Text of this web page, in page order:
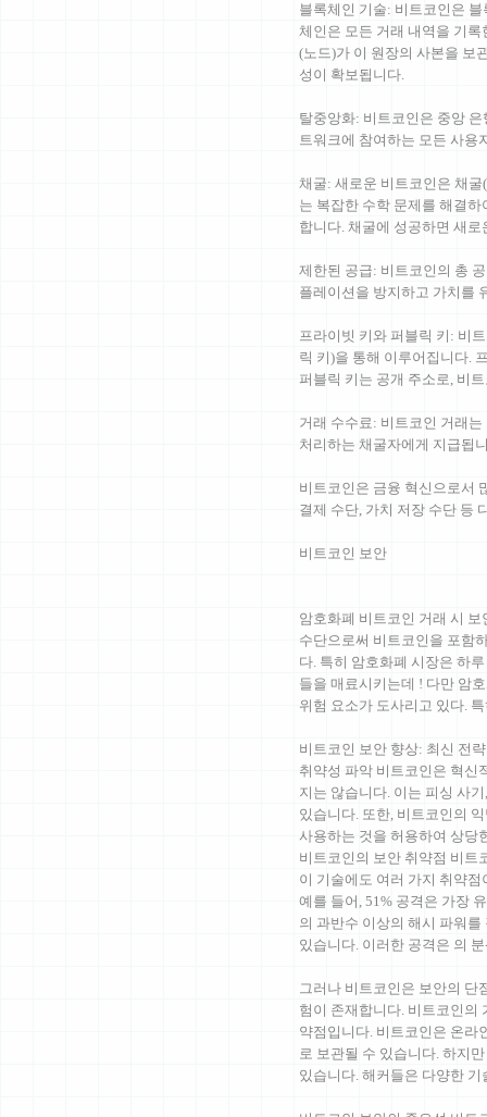
블록체인 기술: 비트코인은
체인은 모든 거래 내역을 기
(노드)가 이 원장의 사본을 보
성이 확보됩니다.
탈중앙화: 비트코인은 중앙
트워크에 참여하는 모든 사용
채굴: 새로운 비트코인은 채
는 복잡한 수학 문제를 해결
합니다. 채굴에 성공하면 새
제한된 공급: 비트코인의 총
플레이션을 방지하고 가치를
프라이빗 키와 퍼블릭 키: 비
릭 키)을 통해 이루어집니다.
퍼블릭 키는 공개 주소로, 비
거래 수수료: 비트코인 거래
처리하는 채굴자에게 지급됩
비트코인은 금융 혁신으로서
결제 수단, 가치 저장 수단 등
비트코인 보안
암호화폐 비트코인 거래 시
수단으로써 비트코인을 포함
다. 특히 암호화폐 시장은 하
들을 매료시키는데 ! 다만 암
위험 요소가 도사리고 있다.
비트코인 보안 향상: 최신 전
취약성 파악 비트코인은 혁신
지는 않습니다. 이는 피싱 사
있습니다. 또한, 비트코인의
사용하는 것을 허용하여 상당
비트코인의 보안 취약점 비트
이 기술에도 여러 가지 취약점
예를 들어, 51% 공격은 가장
의 과반수 이상의 해시 파워
있습니다. 이러한 공격은 의
그러나 비트코인은 보안의 단
험이 존재합니다. 비트코인의
약점입니다. 비트코인은 온라
로 보관될 수 있습니다. 하지
있습니다. 해커들은 다양한